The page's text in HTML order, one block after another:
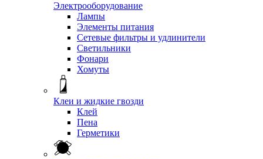
Электрооборудование
Лампы
Элементы питания
Сетевые фильтры и удлинители
Светильники
Фонари
Хомуты
Клеи и жидкие гвозди
Клей
Пена
Герметики